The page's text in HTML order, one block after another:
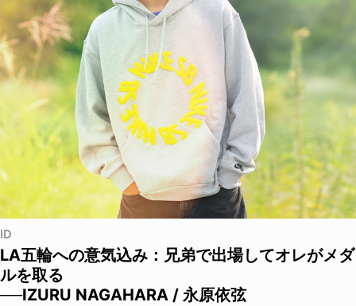
ID
LA五輪への意気込み：兄弟で出場してオレがメダ
ルを取る
──IZURU NAGAHARA / 永原依弦